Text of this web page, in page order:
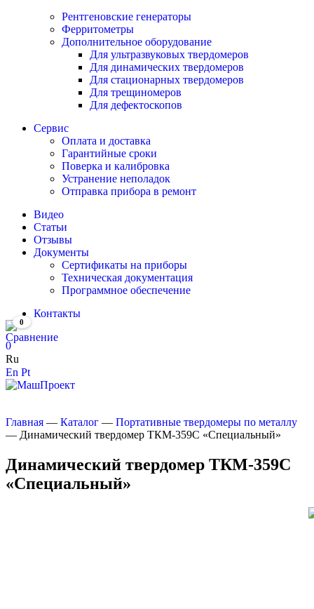
Рентгеновские генераторы
Ферритометры
Дополнительное оборудование
Для ультразвуковых твердомеров
Для динамических твердомеров
Для стационарных твердомеров
Для трещиномеров
Для дефектоскопов
Сервис
Оплата и доставка
Гарантийные сроки
Поверка и калибровка
Устранение неполадок
Отправка прибора в ремонт
Видео
Статьи
Отзывы
Документы
Сертификаты на приборы
Техническая документация
Программное обеспечение
Контакты
0
0
Ru
En Pt
Главная — Каталог — Портативные твердомеры по металлу
— Динамический твердомер ТКМ-359С «Специальный»
Динамический твердомер ТКМ-359С
«Специальный»